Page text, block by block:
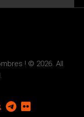
! © 2026. All